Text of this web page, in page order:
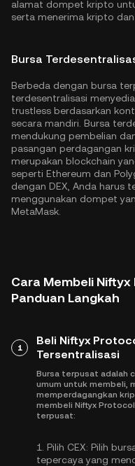
alamat dompet kripto
serta menerima kripto dan
Bursa
Berbeda dengan bursa
terdesentralisasi
trustless berdasarkan
secara mandiri. Bursa
mendukung pembelian
pasangan perdagangan
merupakan blockchain
seperti Ethereum dan
dengan DEX, Anda harus
menggunakan dompet
MetaMask.
Cara Membeli Niftyx
Panduan Langkah
1
Beli Niftyx
Tersentralisasi
Bursa terpusat adalah
umum untuk membeli,
memperdagangkan
membeli Niftyx
terpusat:
1. Pilih CEX: Pilih
tepercaya yang